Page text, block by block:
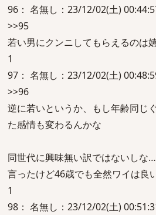
96： 名無し：23/12/02(土)
>>95
若い男にクンニしてもらえるのは
1
97： 名無し：23/12/02(土)
>>96
逆に若いというか、もし年齢同じ
た感情も変わるんかな
同世代に興味無い訳ではないし
言ったけど46歳でも全然ワイは良
1
98： 名無し：23/12/02(土)